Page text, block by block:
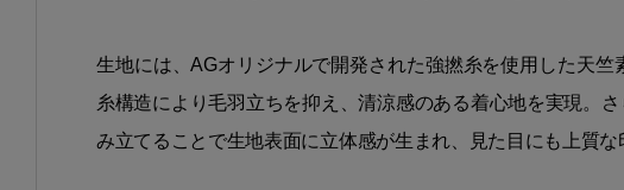
生地には、AGオリジナルで開発された強撚糸を使用した天
糸構造により毛羽立ちを抑え、清涼感のある着心地を実現。
み立てることで生地表面に立体感が生まれ、見た目にも上質な